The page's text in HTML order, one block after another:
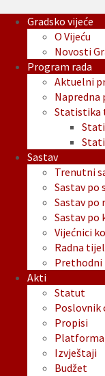
Gradsko vijeće
O Vijeću
Novosti
Program rada
Aktuelni
Napredna
Statistika
Sastav
Trenutni
Sastav po
Sastav
Sastav po
Vijećnici
Radna
Akti
Statut
Poslovnik
Propisi
Platforma
Izvještaji
Budžet